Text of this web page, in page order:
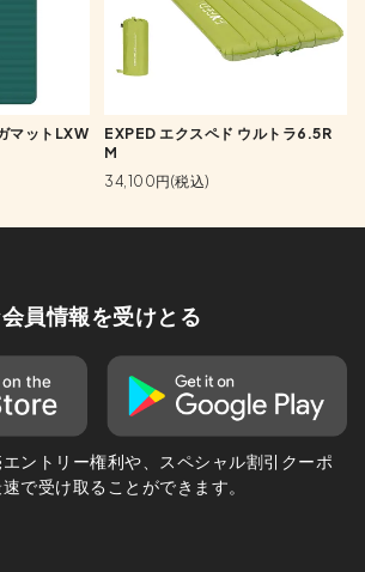
マットLXW
EXPED エクスペド ウルトラ6.5R
M
34,100円(税込)
員情報を受けとる
ントリー権利や、スペシャル割引クーポ
で受け取ることができます。